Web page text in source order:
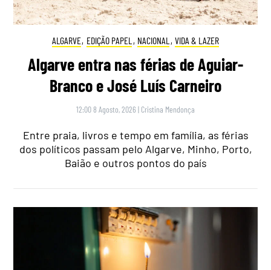
ALGARVE, EDIÇÃO PAPEL , NACIONAL , VIDA & LAZER
Algarve entra nas férias de Aguiar-
Branco e José Luís Carneiro
12:00 8 Agosto, 2026 | Cristina Mendonça
Entre praia, livros e tempo em família, as férias
dos políticos passam pelo Algarve, Minho, Porto,
Baião e outros pontos do país